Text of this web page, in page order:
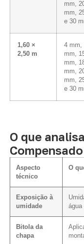
mm,
mm,
e 30
1,60 ×
2,50 m
4 mm,
mm,
mm,
mm,
mm,
e 30
O que
Aspecto
técnico
O
Exposição à
umidade
água
Bitola da
chapa